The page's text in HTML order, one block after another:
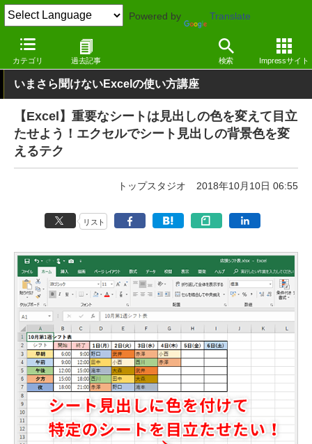
Powered by Translate
カテゴリ 過去記事 検索 Impressサイト
窓の杜 オフィス・ドキュメント Windows
いまさら聞けないExcelの使い方講座
【Excel】重要なシートは見出しの色を変えて目立
たせよう！エクセルでシート見出しの背景色を変
えるテク
トップスタジオ 2018年10月10日 06:55
リスト